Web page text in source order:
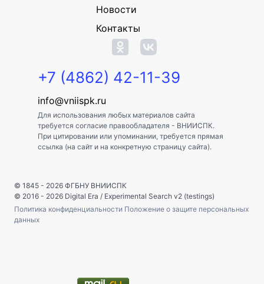
Новости
Контакты
+7 (4862) 42-11-39
info@vniispk.ru
Для использования любых материалов сайта
требуется согласие правообладателя - ВНИИСПК.
При цитировании или упоминании, требуется прямая
ссылка (на сайт и на конкретную страницу сайта).
© 1845 - 2026 ФГБНУ ВНИИСПК
© 2016 - 2026 Digital Era / Experimental Search v2 (testings)
Политика конфиденциальности Положение о защите персональных
данных